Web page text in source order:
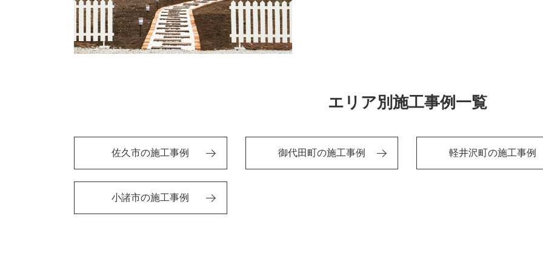
エリア別施工事例一覧
佐久市の施工事例 御代田町の施工事例 軽井沢町の施工事例
小諸市の施工事例